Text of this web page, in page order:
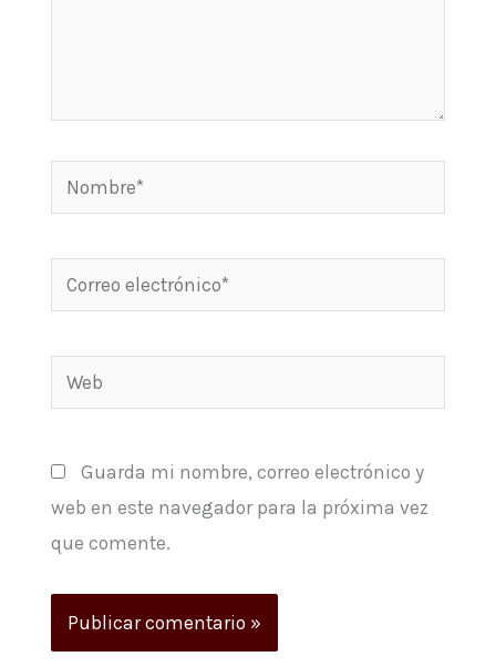
Nombre*
Correo
electrónico*
Web
Guarda mi nombre, correo electrónico y
web en este navegador para la próxima vez
que comente.